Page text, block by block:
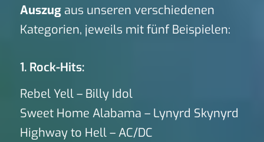
Auszugaus unseren verschiedenen
Kategorien, jeweils mit fünf Beispielen:
1. Rock-Hits:
Rebel Yell – Billy Idol
Sweet Home Alabama – Lynyrd Skynyrd
Highway to Hell – AC/DC